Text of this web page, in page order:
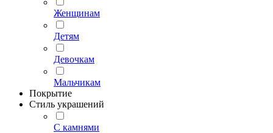
Женщинам
Детям
Девочкам
Мальчикам
Покрытие
Стиль украшений
С камнями